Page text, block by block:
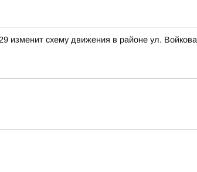
изменит схему движения в районе ул. Войкова